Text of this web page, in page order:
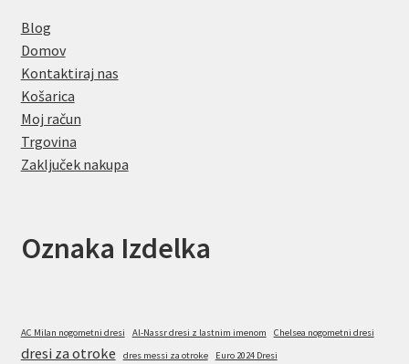
Blog
Domov
Kontaktiraj nas
Košarica
Moj račun
Trgovina
Zaključek nakupa
Oznaka Izdelka
AC Milan nogometni dresi Al-Nassr dresi z lastnim imenom Chelsea nogometni dresi
dresi za otroke dres messi za otroke Euro 2024 Dresi